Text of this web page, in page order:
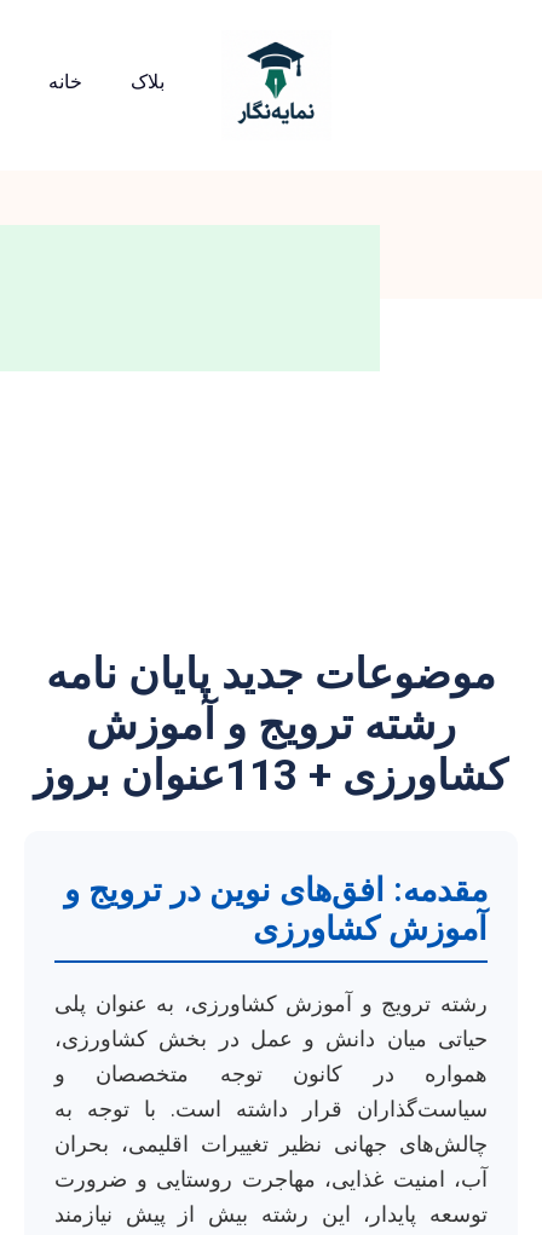
خانه بلاک
موضوعات جدید پایان نامه
رشته ترویج و آموزش
کشاورزی + 113عنوان بروز
مقدمه: افق‌های نوین در ترویج و
آموزش کشاورزی
رشته ترویج و آموزش کشاورزی، به عنوان پلی
حیاتی میان دانش و عمل در بخش کشاورزی،
همواره در کانون توجه متخصصان و
سیاست‌گذاران قرار داشته است. با توجه به
چالش‌های جهانی نظیر تغییرات اقلیمی، بحران
آب، امنیت غذایی، مهاجرت روستایی و ضرورت
توسعه پایدار، این رشته بیش از پیش نیازمند